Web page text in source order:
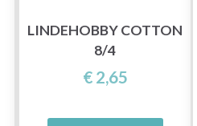
LINDEHOBBY COTTON
8/4
€ 2,65